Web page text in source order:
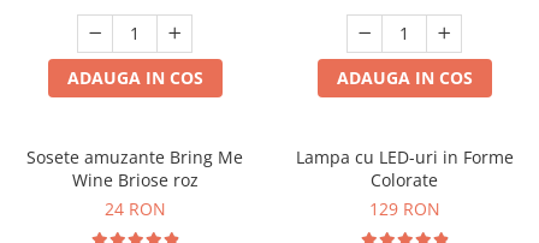
ADAUGA IN COS ADAUGA IN COS
Sosete amuzante Bring Me
Wine Briose roz
24 RON
Lampa cu LED-uri in Forme
Colorate
129 RON